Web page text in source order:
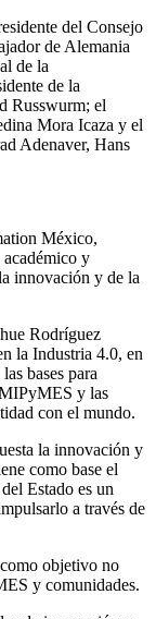
del Consejo
de Alemania
de la
de la
Russwurm; el
Mora Icaza y el
Adenaver, Hans
México,
académico y
innovación y de la
Rodríguez
la Industria 4.0, en
bases para
y las
con el mundo.
la innovación y
como base el
Estado es un
a través de
objetivo no
y comunidades.